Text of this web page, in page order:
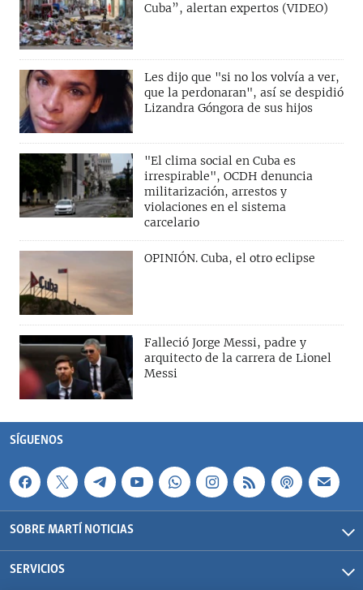
Cuba”, alertan expertos (VIDEO)
Les dijo que "si no los volvía a ver,
que la perdonaran", así se despidió
Lizandra Góngora de sus hijos
"El clima social en Cuba es
irrespirable", OCDH denuncia
militarización, arrestos y
violaciones en el sistema
carcelario
OPINIÓN. Cuba, el otro eclipse
Falleció Jorge Messi, padre y
arquitecto de la carrera de Lionel
Messi
SÍGUENOS
SOBRE MARTÍ NOTICIAS
SERVICIOS